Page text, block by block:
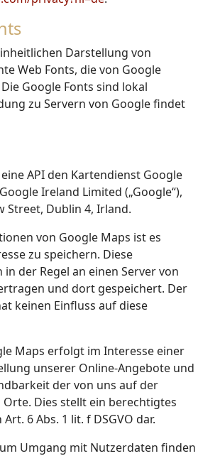
Darstellung von
Web Fonts, die von Google
Google Fonts sind lokal
zu Servern von Google findet
API den Kartendienst Google
Ireland Limited („Google“),
Street, Dublin 4, Irland.
von Google Maps ist es
zu speichern. Diese
der Regel an einen Server von
und dort gespeichert. Der
keinen Einfluss auf diese
Maps erfolgt im Interesse einer
unserer Online-Angebote und
der von uns auf der
Dies stellt ein berechtigtes
6 Abs. 1 lit. f DSGVO dar.
Umgang mit Nutzerdaten finden